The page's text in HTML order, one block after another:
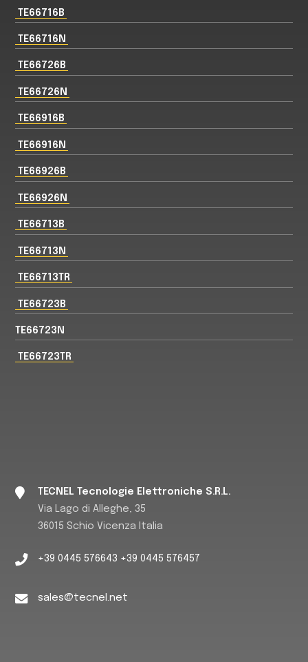
TE66716B
TE66716N
TE66726B
TE66726N
TE66916B
TE66916N
TE66926B
TE66926N
TE66713B
TE66713N
TE66713TR
TE66723B
TE66723N
TE66723TR
TECNEL Tecnologie Elettroniche S.R.L.
Via Lago di Alleghe, 35
36015 Schio Vicenza Italia
+39 0445 576643 +39 0445 576457
sales@tecnel.net